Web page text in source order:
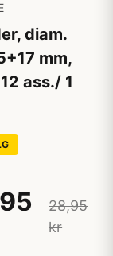
diam.
mm,
ass./ 1
28,95
kr